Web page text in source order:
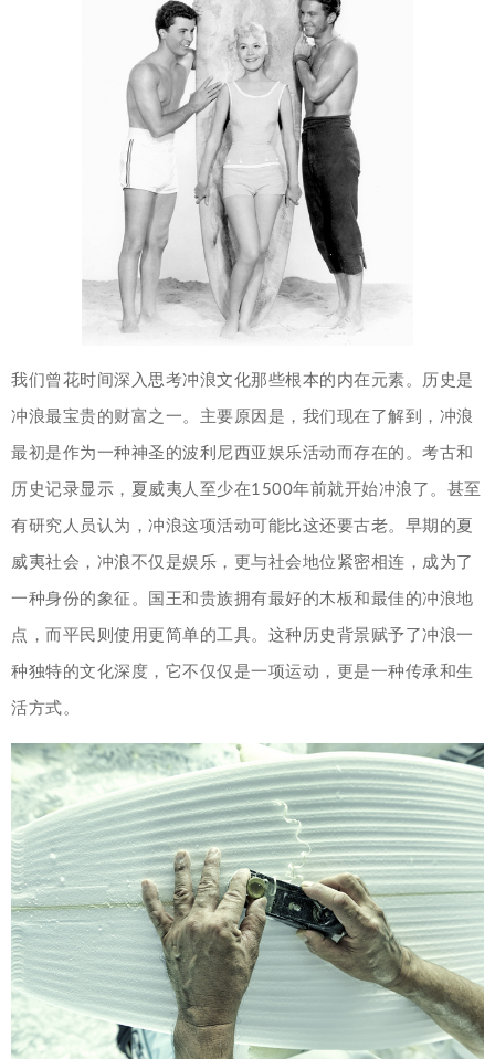
我们曾花时间深入思考冲浪文化那些根本的内在元素。历史是
冲浪最宝贵的财富之一。主要原因是，我们现在了解到，冲浪
最初是作为一种神圣的波利尼西亚娱乐活动而存在的。考古和
历史记录显示，夏威夷人至少在1500年前就开始冲浪了。甚至
有研究人员认为，冲浪这项活动可能比这还要古老。早期的夏
威夷社会，冲浪不仅是娱乐，更与社会地位紧密相连，成为了
一种身份的象征。国王和贵族拥有最好的木板和最佳的冲浪地
点，而平民则使用更简单的工具。这种历史背景赋予了冲浪一
种独特的文化深度，它不仅仅是一项运动，更是一种传承和生
活方式。